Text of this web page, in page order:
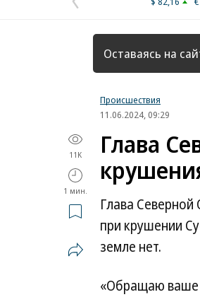
Предыдущая
страница
Оставаясь на
Происшествия
11.06.2024, 09:29
11K
1 мин.
Глава
Глава
при крушении
земле нет.
«Обращаю ваше